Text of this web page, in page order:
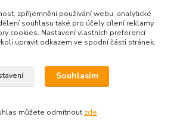
ZO ČSOP Bílé Karpaty
zpříjemnění používání webu, analytické
souhlasu také pro účely cílení reklamy
cookies. Nastavení vlastních preferencí
upravit odkazem ve spodní části stránek.
Souhlasím
můžete odmítnout zde.